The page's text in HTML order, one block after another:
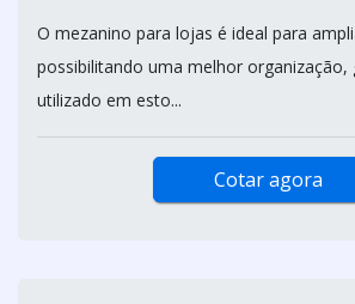
O mezanino para lojas é ideal para
possibilitando uma melhor
utilizado em esto...
Cotar agora